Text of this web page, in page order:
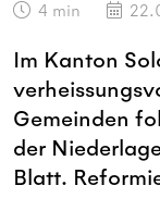
4 min
Im Kanton
Gemeinden
der
Blatt.